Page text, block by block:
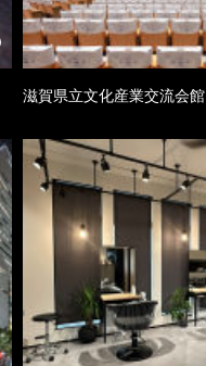
滋賀県立文化産業交流会館